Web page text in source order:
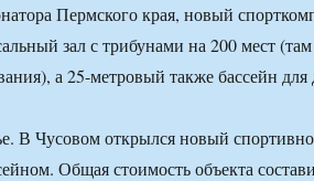
Пермского края, новый
зал с трибунами на 200 мест (там
а 25-метровый также бассейн для
В Чусовом открылся новый
Общая стоимость объекта